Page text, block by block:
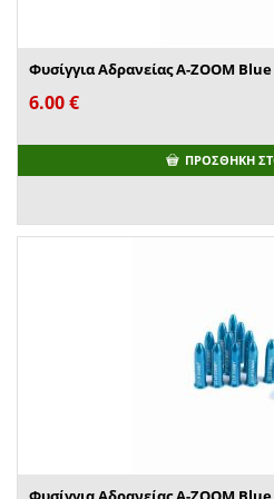
Φυσίγγια Αδρανείας A-ZOOM
6.00€
ΠΡΟΣΘΉΚΗ